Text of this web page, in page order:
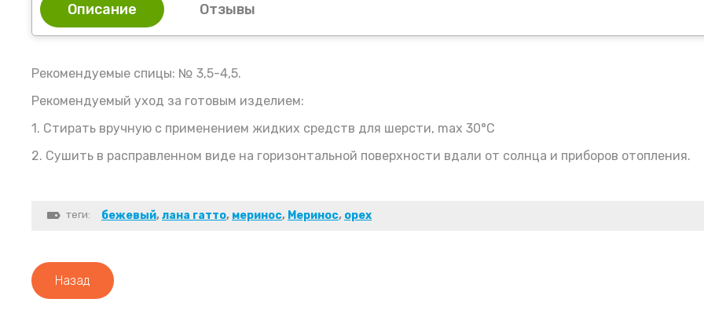
Описание Отзывы
Рекомендуемые спицы: № 3,5-4,5.
Рекомендуемый уход за готовым изделием:
1. Стирать вручную с применением жидких средств для шерсти, max 30°C
2. Сушить в расправленном виде на горизонтальной поверхности вдали от солнца и приборов отопления.
теги: бежевый, лана гатто, меринос, Меринос, орех
Назад